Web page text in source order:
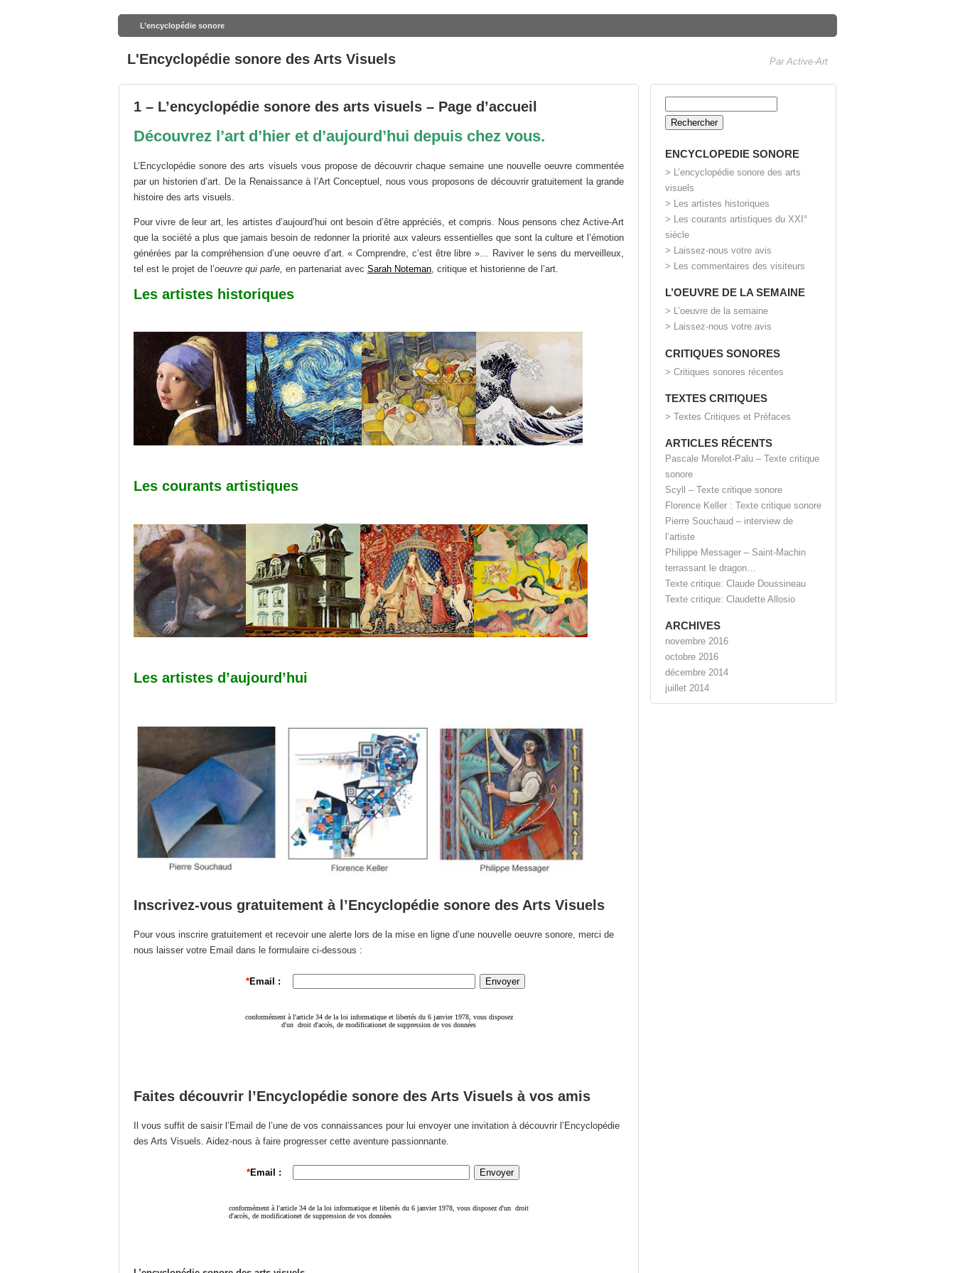
L’encyclopédie sonore
L'Encyclopédie sonore des Arts Visuels Par Active-Art
1 – L’encyclopédie sonore des arts visuels – Page d’accueil
Découvrez l’art d’hier et d’aujourd’hui depuis chez vous.
L’Encyclopédie sonore des arts visuels vous propose de découvrir chaque semaine une nouvelle oeuvre commentée
par un historien d’art. De la Renaissance à l’Art Conceptuel, nous vous proposons de découvrir gratuitement la grande
histoire des arts visuels.
Pour vivre de leur art, les artistes d’aujourd’hui ont besoin d’être appréciés, et compris. Nous pensons chez Active-Art
que la société a plus que jamais besoin de redonner la priorité aux valeurs essentielles que sont la culture et l’émotion
générées par la compréhension d’une oeuvre d’art. « Comprendre, c’est être libre »… Raviver le sens du merveilleux,
tel est le projet de l’oeuvre qui parle, en partenariat avec Sarah Noteman, critique et historienne de l’art.
Les artistes historiques
Les courants artistiques
Les artistes d’aujourd’hui
Inscrivez-vous gratuitement à l’Encyclopédie sonore des Arts Visuels
Pour vous inscrire gratuitement et recevoir une alerte lors de la mise en ligne d’une nouvelle oeuvre sonore, merci de
nous laisser votre Email dans le formulaire ci-dessous :
Faites découvrir l’Encyclopédie sonore des Arts Visuels à vos amis
Il vous suffit de saisir l’Email de l’une de vos connaissances pour lui envoyer une invitation à découvrir l’Encyclopédie
des Arts Visuels. Aidez-nous à faire progresser cette aventure passionnante.
ENCYCLOPEDIE SONORE
> L’encyclopédie sonore des arts
visuels
> Les artistes historiques
> Les courants artistiques du XXI°
siècle
> Laissez-nous votre avis
> Les commentaires des visiteurs
L’OEUVRE DE LA SEMAINE
> L’oeuvre de la semaine
> Laissez-nous votre avis
CRITIQUES SONORES
> Critiques sonores récentes
TEXTES CRITIQUES
> Textes Critiques et Préfaces
ARTICLES RÉCENTS
Pascale Morelot-Palu – Texte critique
sonore
Scyll – Texte critique sonore
Florence Keller : Texte critique sonore
Pierre Souchaud – interview de
l’artiste
Philippe Messager – Saint-Machin
terrassant le dragon…
Texte critique: Claude Doussineau
Texte critique: Claudette Allosio
ARCHIVES
novembre 2016
octobre 2016
décembre 2014
juillet 2014